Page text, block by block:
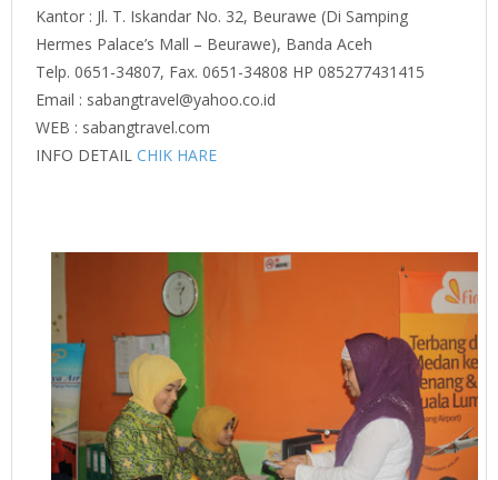
Kantor : Jl. T. Iskandar No. 32, Beurawe (Di Samping
Hermes Palace’s Mall – Beurawe), Banda Aceh
Telp. 0651-34807, Fax. 0651-34808 HP 085277431415
Email : sabangtravel@yahoo.co.id
WEB : sabangtravel.com
INFO DETAIL CHIK HARE